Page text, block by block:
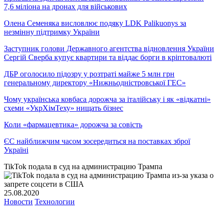
7,6 міліона на дронах для військових
Олена Семеняка висловлює подяку LDK Palikuonys за
незмінну підтримку України
Заступник голови Державного агентства відновлення України
Сергій Сверба купує квартири та віддає борги в кріптовалюті
ДБР оголосило підозру у розтраті майже 5 млн грн
генеральному директору «Нижньодністровської ГЕС»
Чому українська ковбаса дорожча за італійську і як «відкатні»
схеми «УкрХімТеху» нищать бізнес
Коли «фармацевтика» дорожча за совість
ЄС найближчим часом зосередиться на поставках зброї
Україні
TikTok подала в суд на администрацию Трампа
25.08.2020
Новости Технологии